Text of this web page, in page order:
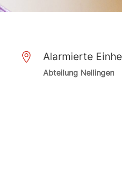
 Alarmierte
Abteilung Nellingen